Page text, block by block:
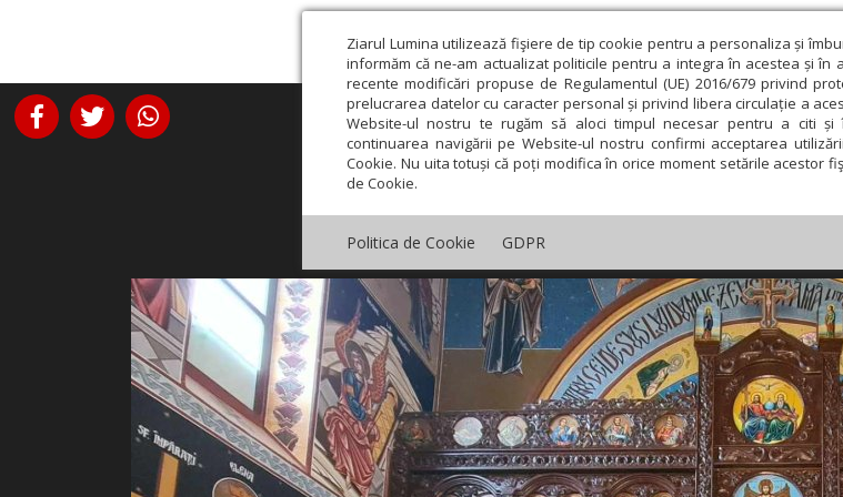
Ziarul Lumina utilizează fişiere de tip cookie pentru a personaliza și
informăm că ne-am actualizat politicile pentru a integra în acestea și în
recente modificări propuse de Regulamentul (UE) 2016/679 privind
prelucrarea datelor cu caracter personal și privind libera circulație a
Website-ul nostru te rugăm să aloci timpul necesar pentru a citi și
continuarea navigării pe Website-ul nostru confirmi acceptarea
Cookie. Nu uita totuși că poți modifica în orice moment setările acestor
de Cookie.
Politica de Cookie GDPR